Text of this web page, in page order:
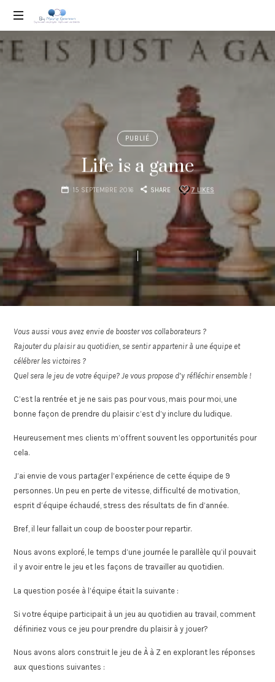
Marie
Gonon
Coaching
professionnel
PUBLIÉ
Life is a game
15 SEPTEMBRE 2016 SHARE 7 LIKES
Vous aussi vous avez envie de booster vos collaborateurs ?
Rajouter du plaisir au quotidien, se sentir appartenir à une équipe et
célébrer les victoires ?
Quel sera le jeu de votre équipe? Je vous propose d’y réfléchir ensemble !
C’est la rentrée et je ne sais pas pour vous, mais pour moi, une
bonne façon de prendre du plaisir c’est d’y inclure du ludique.
Heureusement mes clients m’offrent souvent les opportunités pour
cela.
J’ai envie de vous partager l’expérience de cette équipe de 9
personnes. Un peu en perte de vitesse, difficulté de motivation,
esprit d’équipe échaudé, stress des résultats de fin d’année.
Bref, il leur fallait un coup de booster pour repartir.
Nous avons exploré, le temps d’une journée le parallèle qu’il pouvait
il y avoir entre le jeu et les façons de travailler au quotidien.
La question posée à l’équipe était la suivante :
Si votre équipe participait à un jeu au quotidien au travail, comment
définiriez vous ce jeu pour prendre du plaisir à y jouer?
Nous avons alors construit le jeu de À à Z en explorant les réponses
aux questions suivantes :